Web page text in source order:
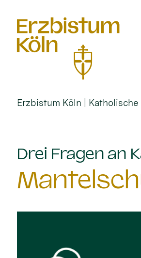
Erzbistum Köln | Katholische
Drei Fragen an